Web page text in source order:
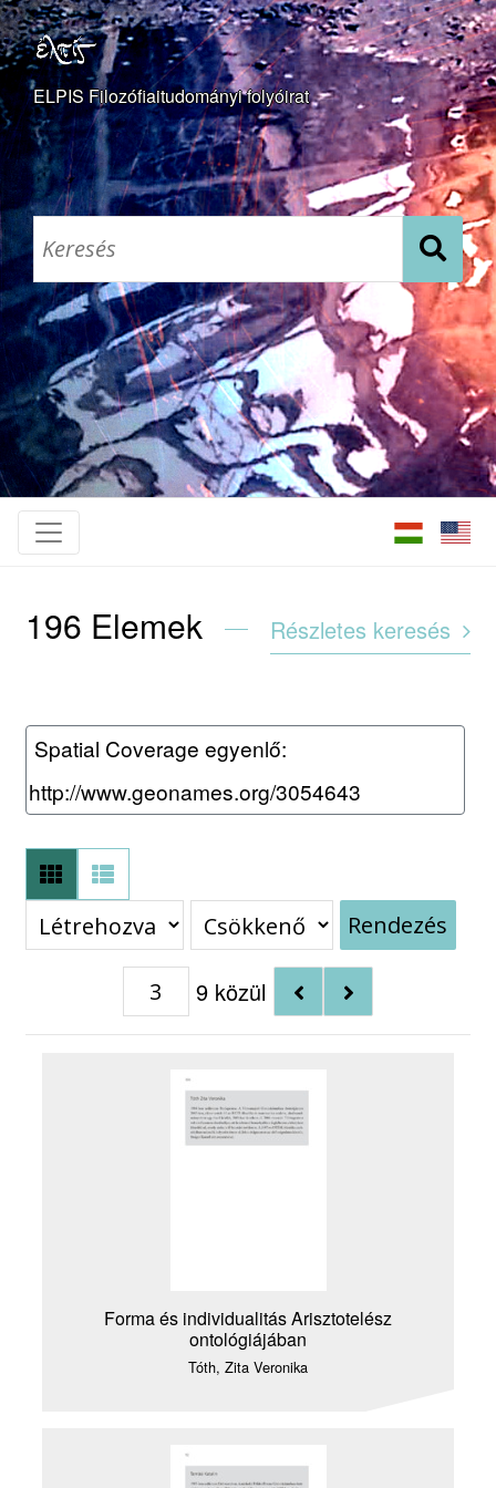
ELPIS Filozófiaitudományi folyóirat
196 Elemek Részletes keresés
Spatial Coverage egyenlő
http://www.geonames.org/3054643
Rendezés
9 közül
Forma és individualitás Arisztotelész
ontológiájában
Tóth, Zita Veronika